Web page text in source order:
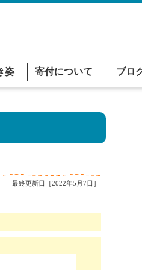
姿 寄付について ブロ
最終更新日［2022年5月7日］